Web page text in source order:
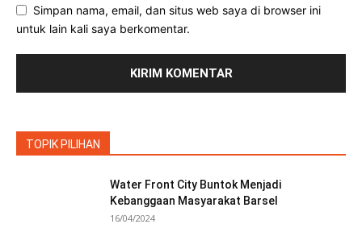
Simpan nama, email, dan situs web saya di browser ini
untuk lain kali saya berkomentar.
TOPIK PILIHAN
Water Front City Buntok Menjadi
Kebanggaan Masyarakat Barsel
16/04/2024